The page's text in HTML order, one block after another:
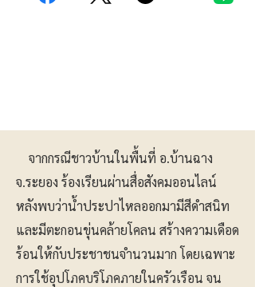
จากกรณีชาวบ้านในพื้นที่ อ.บ้านฉาง
จ.ระยอง ร้องเรียนผ่านสื่อสังคมออนไลน์
หลังพบว่าน้ำประปาไหลออกมามีสีดำสนิท
และมีตะกอนขุ่นคล้ายโคลน สร้างความเดือด
ร้อนให้กับประชาชนจำนวนมาก โดยเฉพาะ
การใช้อุปโภคบริโภคภายในครัวเรือน จน